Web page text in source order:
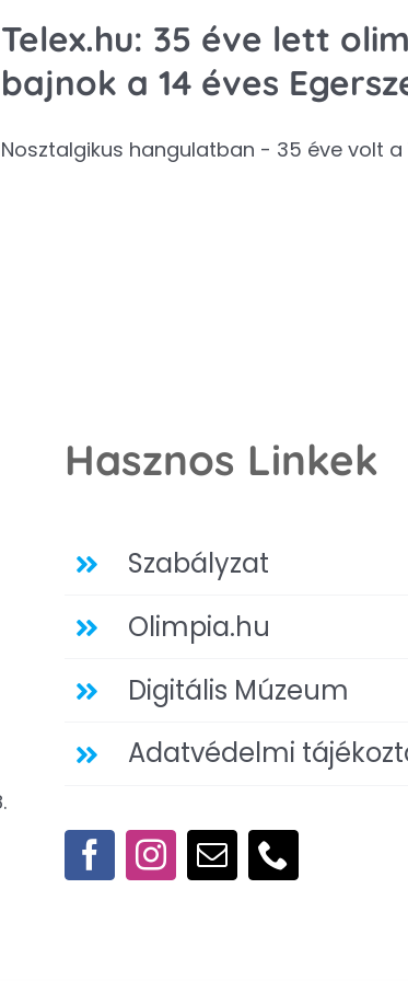
Telex.hu: 35 éve lett
bajnok a 14 éves
Nosztalgikus hangulatban - 35 éve volt a
Hasznos Linkek
Szabályzat
Olimpia.hu
Digitális Múzeum
Adatvédelmi